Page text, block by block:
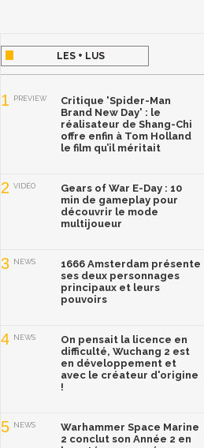
LES + LUS
1 PREVIEW
Critique 'Spider-Man
Brand New Day' : le
réalisateur de Shang-Chi
offre enfin à Tom Holland
le film qu’il méritait
2 VIDÉO
Gears of War E-Day : 10
min de gameplay pour
découvrir le mode
multijoueur
3 NEWS
1666 Amsterdam présente
ses deux personnages
principaux et leurs
pouvoirs
4 NEWS
On pensait la licence en
difficulté, Wuchang 2 est
en développement et
avec le créateur d'origine
!
5 NEWS
Warhammer Space Marine
2 conclut son Année 2 en